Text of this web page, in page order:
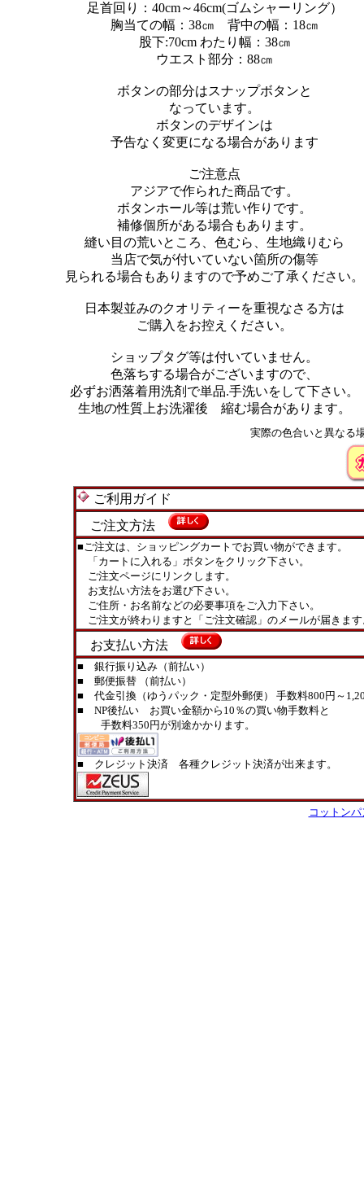
足首回り：40cm～46cm(ゴムシャーリング）
胸当ての幅：38㎝ 背中の幅：18㎝
股下:70cm わたり幅：38㎝
ウエスト部分：88㎝
ボタンの部分はスナップボタンと
なっています。
ボタンのデザインは
予告なく変更になる場合があります
ご注意点
アジアで作られた商品です。
ボタンホール等は荒い作りです。
補修個所がある場合もあります。
縫い目の荒いところ、色むら、生地織りむら
当店で気が付いていない箇所の傷等
見られる場合もありますので予めご了承ください。
日本製並みのクオリティーを重視なさる方は
ご購入をお控えください。
ショップタグ等は付いていません。
色落ちする場合がございますので、
必ずお洒落着用洗剤で単品.手洗いをして下さい。
生地の性質上お洗濯後 縮む場合があります。
実際の色合いと異なる
ご利用ガイド
ご注文方法
■ご注文は、ショッピングカートでお買い物ができます。
「カートに入れる」ボタンをクリック下さい。
ご注文ページにリンクします。
お支払い方法をお選び下さい。
ご住所・お名前などの必要事項をご入力下さい。
ご注文が終わりますと「ご注文確認」のメールが届きま
お支払い方法
■ 銀行振り込み（前払い）
■ 郵便振替 （前払い）
■ 代金引換（ゆうパック・定型外郵便） 手数料800円～
■ NP後払い お買い金額から10％の買い物手数料と
手数料350円が別途かかります。
■ クレジット決済 各種クレジット決済が出来ます。
コットン